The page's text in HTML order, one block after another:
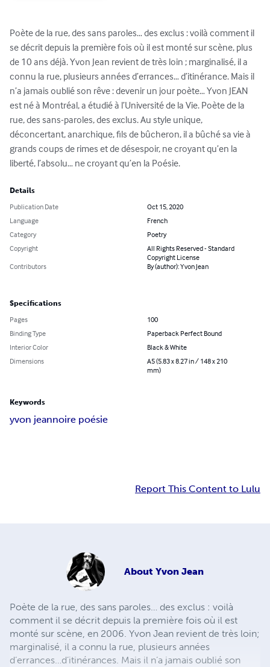
Poète de la rue, des sans paroles… des exclus : voilà comment il
se décrit depuis la première fois où il est monté sur scène, plus
de 10 ans déjà. Yvon Jean revient de très loin ; marginalisé, il a
connu la rue, plusieurs années d’errances… d’itinérance. Mais il
n’a jamais oublié son rêve : devenir un jour poète… Yvon JEAN
est né à Montréal, a étudié à l’Université de la Vie. Poète de la
rue, des sans-paroles, des exclus. Au style unique,
déconcertant, anarchique, fils de bûcheron, il a bûché sa vie à
grands coups de rimes et de désespoir, ne croyant qu’en la
liberté, l’absolu… ne croyant qu’en la Poésie.
Details
Publication Date
Oct 15, 2020
Language
French
Category
Poetry
Copyright
All Rights Reserved - Standard
Copyright License
Contributors
By (author): Yvon Jean
Specifications
Pages
100
Binding Type
Paperback Perfect Bound
Interior Color
Black & White
Dimensions
A5 (5.83 x 8.27 in / 148 x 210
mm)
Keywords
yvon jeannoire poésie
Report This Content to Lulu
About Yvon Jean
Poète de la rue, des sans paroles… des exclus : voilà
comment il se décrit depuis la première fois où il est
monté sur scène, en 2006. Yvon Jean revient de très loin;
marginalisé, il a connu la rue, plusieurs années
d’errances…d’itinérances. Mais il n’a jamais oublié son